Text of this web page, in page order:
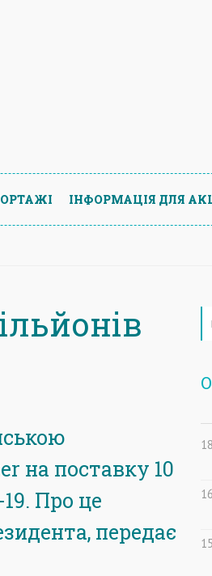
ІНФОРМАЦIЯ ДЛЯ
на поставку 10
Про це
передає